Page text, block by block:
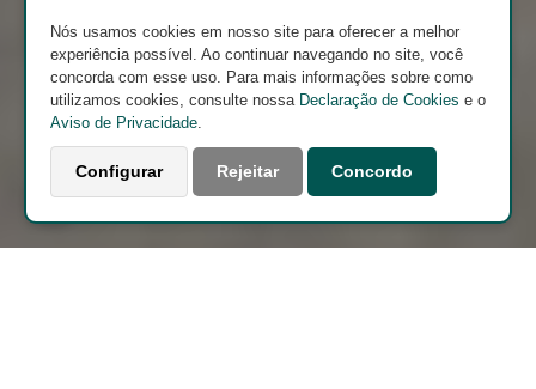
Nós usamos cookies em nosso site para oferecer a melhor
experiência possível. Ao continuar navegando no site, você
concorda com esse uso. Para mais informações sobre como
utilizamos cookies, consulte nossa Declaração de Cookies e o
Aviso de Privacidade.
Configurar Rejeitar Concordo